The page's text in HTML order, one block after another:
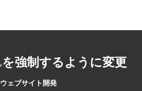
強制するように変更
ウェブサイト開発